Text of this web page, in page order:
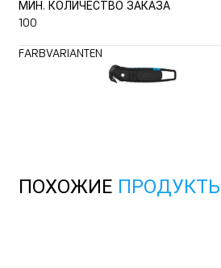
МИН. КОЛИЧЕСТВО ЗАКАЗА
100
FARBVARIANTEN
ПОХОЖИЕ ПРОДУКТЫ